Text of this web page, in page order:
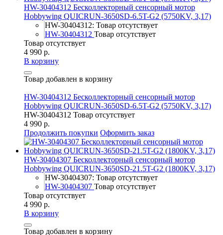
HW-30404312 Бесколлекторный сенсорный мотор
Hobbywing QUICRUN-3650SD-6.5T-G2 (5750KV, 3,17)
HW-30404312: Товар отсутствует
HW-30404312 Товар отсутствует
Товар отсутствует
4 990 р.
В корзину
Товар добавлен в корзину
HW-30404312 Бесколлекторный сенсорный мотор
Hobbywing QUICRUN-3650SD-6.5T-G2 (5750KV, 3,17)
HW-30404312 Товар отсутствует
4 990 р.
Продолжить покупки Оформить заказ
HW-30404307 Бесколлекторный сенсорный мотор
Hobbywing QUICRUN-3650SD-21.5T-G2 (1800KV, 3,17)
HW-30404307: Товар отсутствует
HW-30404307 Товар отсутствует
Товар отсутствует
4 990 р.
В корзину
Товар добавлен в корзину